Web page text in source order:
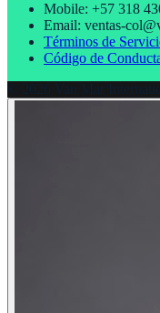
Mobile: +57 318
Email: ventas-
Términos de
Código de
© 2026 Van Mar